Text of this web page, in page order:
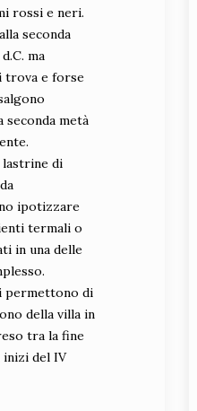
rossi e neri.
seconda
ma
trova e forse
seconda metà
di
da
ipotizzare
termali o
in una delle
permettono di
della villa in
tra la fine
del IV